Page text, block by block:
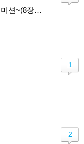
[11기]<좋아하는 건축가 한 명쯤>두번째 미션~(8장~13장 )
1
2